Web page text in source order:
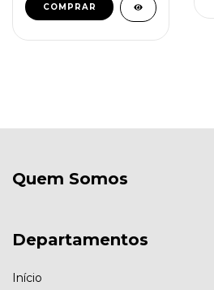
COMPRAR
Quem Somos
Departamentos
Início